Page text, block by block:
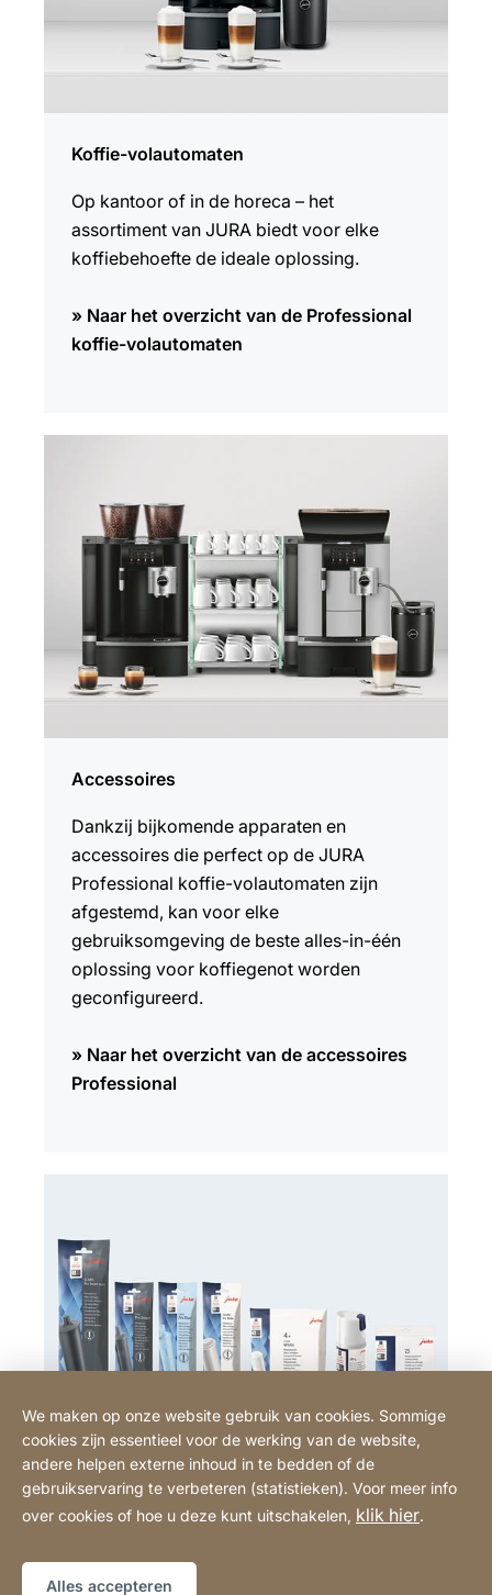
Koffie-volautomaten
Op kantoor of in de horeca – het
assortiment van JURA biedt voor elke
koffiebehoefte de ideale oplossing.
» Naar het overzicht van de Professional
koffie-volautomaten
Accessoires
Dankzij bijkomende apparaten en
accessoires die perfect op de JURA
Professional koffie-volautomaten zijn
afgestemd, kan voor elke
gebruiksomgeving de beste alles-in-één
oplossing voor koffiegenot worden
geconfigureerd.
» Naar het overzicht van de accessoires
Professional
Onderhoudsproducten
Het gebruik van originele JURA
We maken op onze website gebruik van cookies. Sommige
cookies zijn essentieel voor de werking van de website,
andere helpen externe inhoud in te bedden of de
gebruikservaring te verbeteren (statistieken). Voor meer info
over cookies of hoe u deze kunt uitschakelen, klik hier.
Alles accepteren